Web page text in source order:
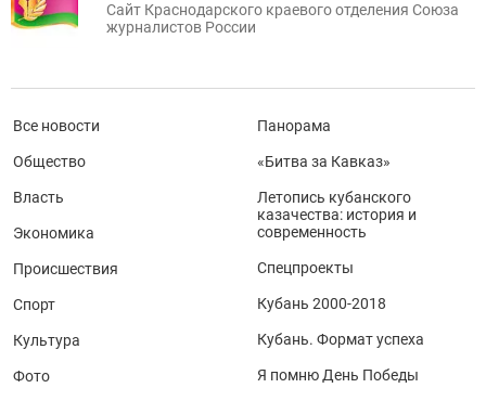
Сайт Краснодарского краевого отделения Союза
журналистов России
Все новости
Общество
Власть
Экономика
Происшествия
Спорт
Культура
Фото
Панорама
«Битва за Кавказ»
Летопись кубанского
казачества: история и
современность
Спецпроекты
Кубань 2000-2018
Кубань. Формат успеха
Я помню День Победы